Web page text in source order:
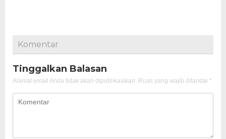
Komentar
Tinggalkan Balasan
Alamat email Anda tidak akan dipublikasikan. Ruas yang wajib ditandai *